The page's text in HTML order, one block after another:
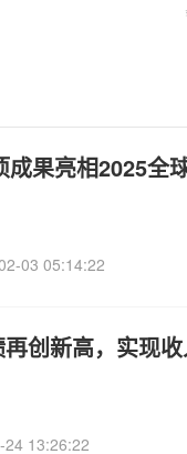
果亮相2025全
03 05:14:22
创新高，实现
13:26:22